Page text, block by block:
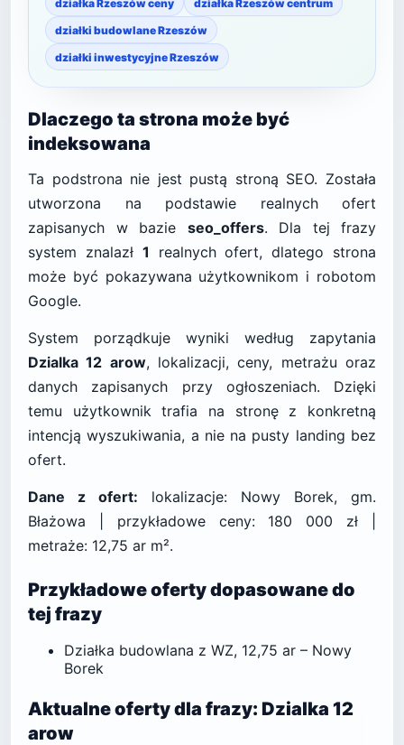
działka Rzeszów ceny
działka Rzeszów centrum
działki budowlane Rzeszów
działki inwestycyjne Rzeszów
Dlaczego ta strona może być
indeksowana
Ta podstrona nie jest pustą stroną SEO. Została
utworzona na podstawie realnych ofert
zapisanych w bazie seo_offers. Dla tej frazy
system znalazł 1 realnych ofert, dlatego strona
może być pokazywana użytkownikom i robotom
Google.
System porządkuje wyniki według zapytania
Dzialka 12 arow, lokalizacji, ceny, metrażu oraz
danych zapisanych przy ogłoszeniach. Dzięki
temu użytkownik trafia na stronę z konkretną
intencją wyszukiwania, a nie na pusty landing bez
ofert.
Dane z ofert: lokalizacje: Nowy Borek, gm.
Błażowa | przykładowe ceny: 180 000 zł |
metraże: 12,75 ar m².
Przykładowe oferty dopasowane do
tej frazy
Działka budowlana z WZ, 12,75 ar – Nowy
Borek
Aktualne oferty dla frazy: Dzialka 12
arow